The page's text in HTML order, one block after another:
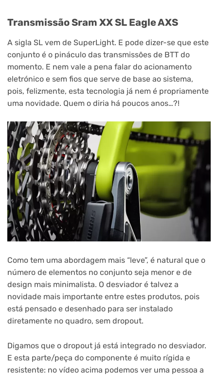
Transmissão Sram XX SL Eagle AXS
A sigla SL vem de SuperLight. E pode dizer-se que este
conjunto é o pináculo das transmissões de BTT do
momento. E nem vale a pena falar do acionamento
eletrónico e sem fios que serve de base ao sistema,
pois, felizmente, esta tecnologia já nem é propriamente
uma novidade. Quem o diria há poucos anos…?!
Como tem uma abordagem mais “leve”, é natural que o
número de elementos no conjunto seja menor e de
design mais minimalista. O desviador é talvez a
novidade mais importante entre estes produtos, pois
está pensado e desenhado para ser instalado
diretamente no quadro, sem dropout.
Digamos que o dropout já está integrado no desviador.
E esta parte/peça do componente é muito rígida e
resistente: no vídeo acima podemos ver uma pessoa a